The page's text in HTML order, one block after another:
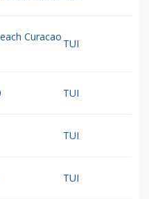
Curacao
TUI
TUI
TUI
TUI